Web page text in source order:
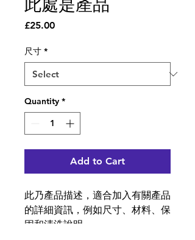
此處是產品
£25.00Price
尺寸 *
Quantity *
Add to Cart
此乃產品描述，適合加入有關產品
的詳細資訊，例如尺寸、材料、保
固和清洗說明。